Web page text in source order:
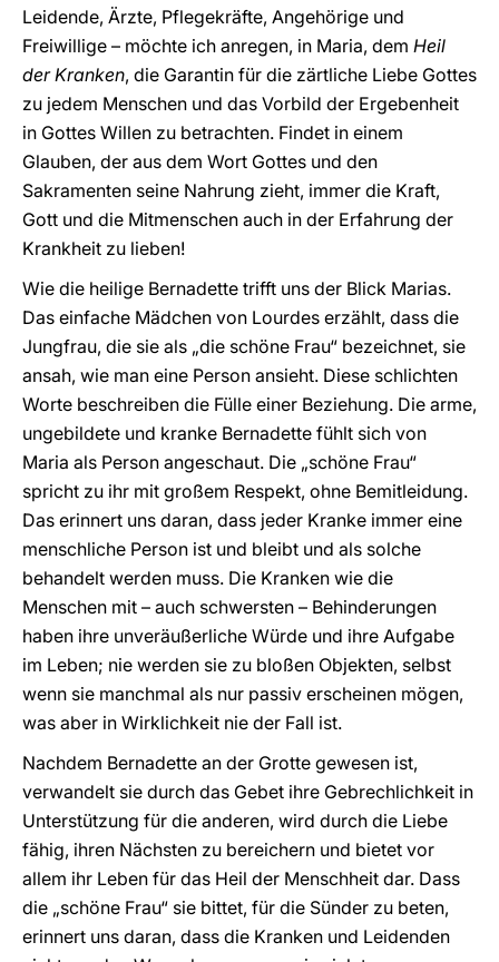
Leidende, Ärzte, Pflegekräfte, Angehörige und
Freiwillige – möchte ich anregen, in Maria, dem Heil
der Kranken, die Garantin für die zärtliche Liebe Gottes
zu jedem Menschen und das Vorbild der Ergebenheit
in Gottes Willen zu betrachten. Findet in einem
Glauben, der aus dem Wort Gottes und den
Sakramenten seine Nahrung zieht, immer die Kraft,
Gott und die Mitmenschen auch in der Erfahrung der
Krankheit zu lieben!
Wie die heilige Bernadette trifft uns der Blick Marias.
Das einfache Mädchen von Lourdes erzählt, dass die
Jungfrau, die sie als „die schöne Frau“ bezeichnet, sie
ansah, wie man eine Person ansieht. Diese schlichten
Worte beschreiben die Fülle einer Beziehung. Die arme,
ungebildete und kranke Bernadette fühlt sich von
Maria als Person angeschaut. Die „schöne Frau“
spricht zu ihr mit großem Respekt, ohne Bemitleidung.
Das erinnert uns daran, dass jeder Kranke immer eine
menschliche Person ist und bleibt und als solche
behandelt werden muss. Die Kranken wie die
Menschen mit – auch schwersten – Behinderungen
haben ihre unveräußerliche Würde und ihre Aufgabe
im Leben; nie werden sie zu bloßen Objekten, selbst
wenn sie manchmal als nur passiv erscheinen mögen,
was aber in Wirklichkeit nie der Fall ist.
Nachdem Bernadette an der Grotte gewesen ist,
verwandelt sie durch das Gebet ihre Gebrechlichkeit in
Unterstützung für die anderen, wird durch die Liebe
fähig, ihren Nächsten zu bereichern und bietet vor
allem ihr Leben für das Heil der Menschheit dar. Dass
die „schöne Frau“ sie bittet, für die Sünder zu beten,
erinnert uns daran, dass die Kranken und Leidenden